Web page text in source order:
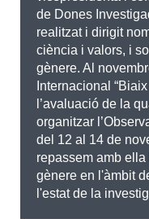
de Dones
realitzat i dirigit
ciència i valors, i
gènere. Al
Internacional
l’avaluació de la
organitzar
del 12 al 14 de
repassem amb
gènere en l'àmbit
l'estat de la